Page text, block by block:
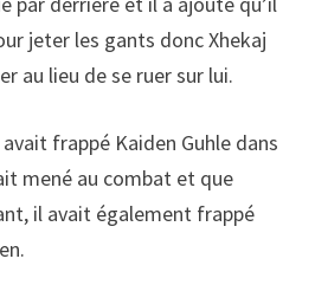
jeter les gants donc Xhekaj
au lieu de se ruer sur lui.
frappé Kaiden Guhle dans
mené au combat et que
il avait également frappé